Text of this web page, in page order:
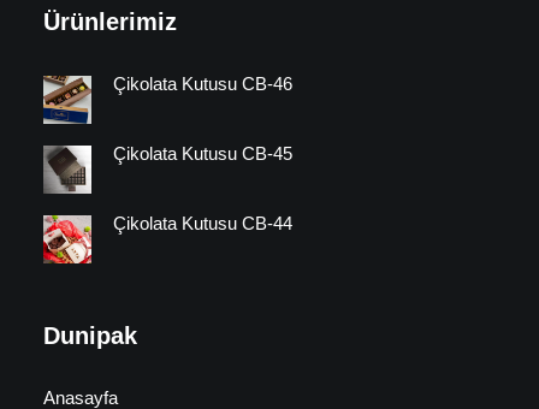
Ürünlerimiz
Çikolata Kutusu CB-46
Çikolata Kutusu CB-45
Çikolata Kutusu CB-44
Dunipak
Anasayfa